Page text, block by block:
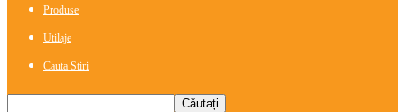
Produse
Utilaje
Cauta Stiri